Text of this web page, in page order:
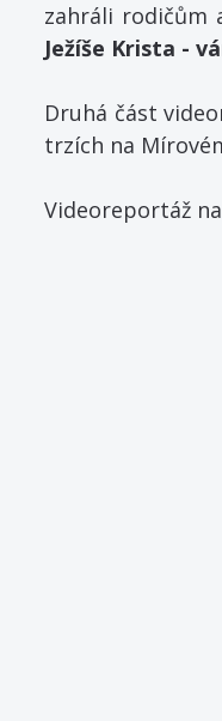
zahráli rodičům
Ježíše Krista -
Druhá část
trzích na
Videoreportáž